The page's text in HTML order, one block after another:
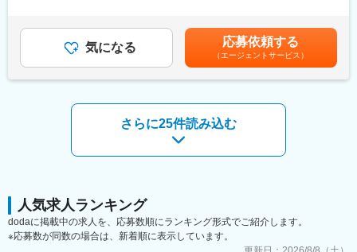
■業務補足：
・インサイドセールスが獲得したアポを営業にトスアップする業
・担当店舗数は約1500店舗（中長期的にはですので、入社直後か
らいきなり1500店舗ではありません）
・月間約200件の加盟相談顧客に対して新規店舗獲得（アタック
リストが200件とお考え頂ければと思います）
・担当店のサポートについて、予約アクティベーション、未収対
■部署人数：約20名
入社5年未満のメンバーで構成されており、男女比は半々です。
活気のある雰囲気で何でも相談しやすい環境です。
回（1月、7月）■賞与：年2回賃金はあくまでも目安の金額であ
り、選考を通じて上下する可能性があります。月給(月額)は固定手
気になる 応募依頼する
（エージェントサービス）
さらに25件読み込む
人気求人ランキング
dodaに掲載中の求人を、応募数順にランキング形式でご紹介します。
※応募数が同数の場合は、新着順に表示しています。